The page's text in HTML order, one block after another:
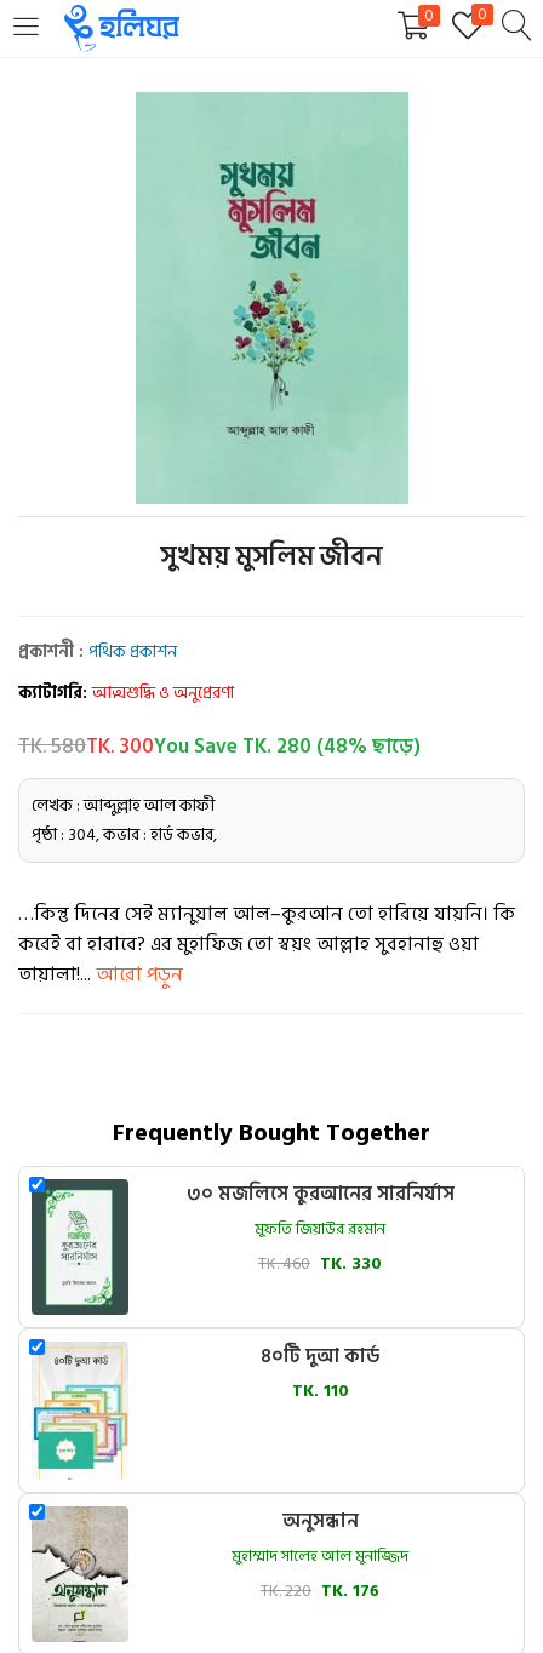
0 0
LOGIN REGISTER
Enter your username and password to login.
Login
সুখময় মুসলিম জীবন
প্রকাশনী : পথিক প্রকাশন
ক্যাটাগরি:আত্মশুদ্ধি ও অনুপ্রেরণা
TK. 580TK. 300You Save TK. 280 (48% ছাড়ে)
লেখক : আব্দুল্লাহ আল কাফী
পৃষ্ঠা : 304, কভার : হার্ড কভার,
…কিন্তু দিনের সেই ম্যানুয়াল আল–কুরআন তো হারিয়ে যায়নি। কি
করেই বা হারাবে? এর মুহাফিজ তো স্বয়ং আল্লাহ সুবহানাহু ওয়া
তায়ালা!...আরো পড়ুন
Frequently Bought Together
৩০ মজলিসে কুরআনের সারনির্যাস
মুফতি জিয়াউর রহমান
TK. 460 TK. 330
৪০টি দুআ কার্ড
TK. 110
অনুসন্ধান
মুহাম্মাদ সালেহ আল মুনাজ্জিদ
TK. 220 TK. 176